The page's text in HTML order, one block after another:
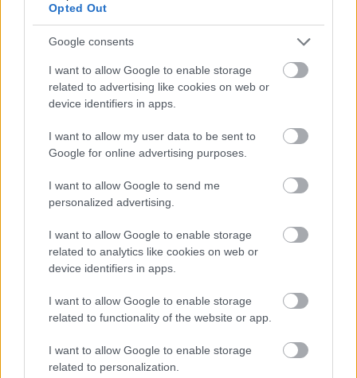
Opted Out
Google consents
I want to allow Google to enable storage
related to advertising like cookies on web or
device identifiers in apps.
I want to allow my user data to be sent to
Google for online advertising purposes.
I want to allow Google to send me
personalized advertising.
I want to allow Google to enable storage
related to analytics like cookies on web or
device identifiers in apps.
I want to allow Google to enable storage
related to functionality of the website or app.
I want to allow Google to enable storage
related to personalization.